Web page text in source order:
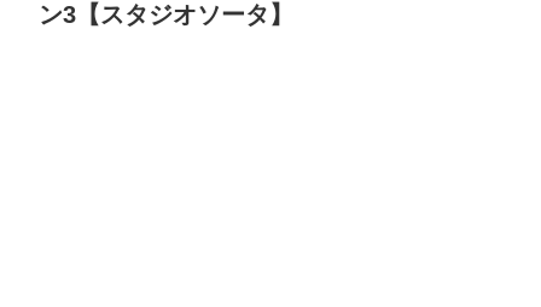
ン3【スタジオソータ】